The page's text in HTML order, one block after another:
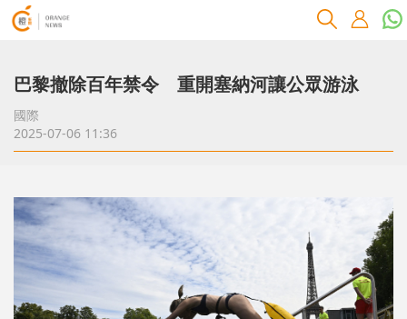
巴黎撤除百年禁令 重開塞納河讓公眾游泳
國際
2025-07-06 11:36